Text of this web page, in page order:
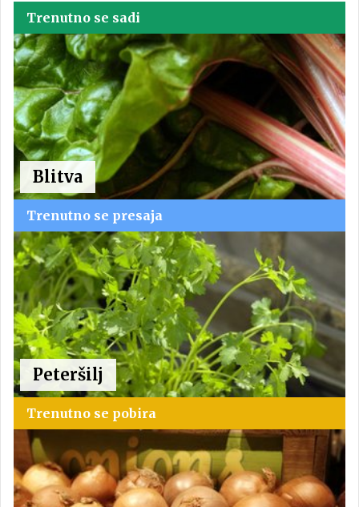
Trenutno se sadi
Blitva
Trenutno se presaja
Peteršilj
Trenutno se pobira